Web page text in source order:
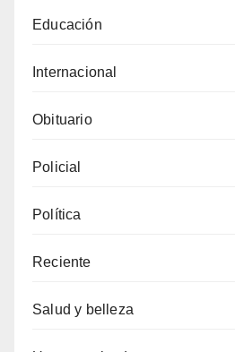
Educación
Internacional
Obituario
Policial
Política
Reciente
Salud y belleza